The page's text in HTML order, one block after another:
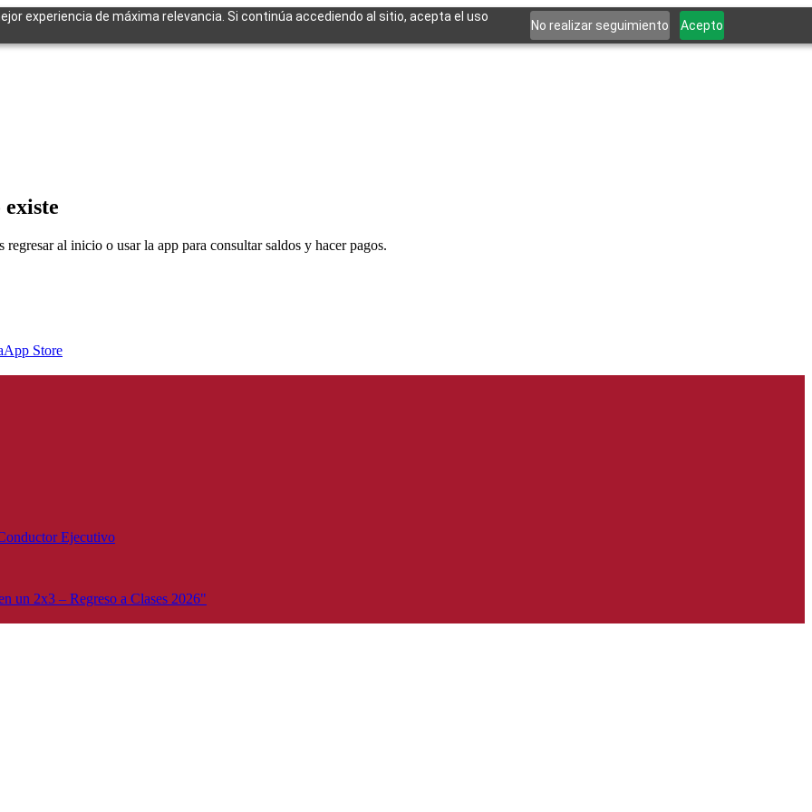
experiencia de máxima relevancia. Si continúa accediendo al sitio, acepta el uso
No realizar seguimiento Acepto
al inicio o usar la app para consultar saldos y hacer pagos.
App Store
Ejecutivo
un 2x3 – Regreso a Clases 2026"